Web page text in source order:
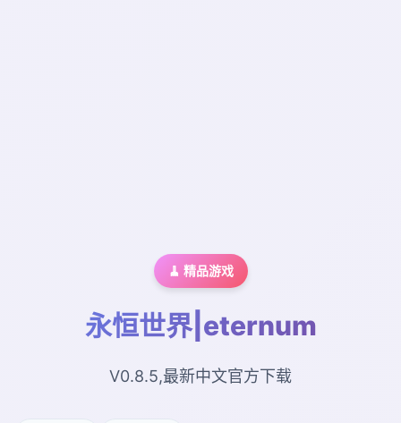
🧹 精品游戏
永恒世界|eternum
V0.8.5,最新中文官方下载